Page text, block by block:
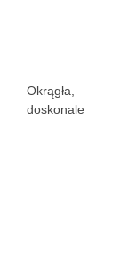
Okrągła,
doskonale